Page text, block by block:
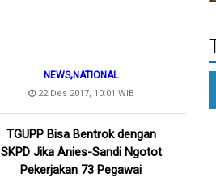
NEWS,NATIONAL
22 Des 2017, 10:01 WIB
TGUPP Bisa Bentrok dengan
SKPD Jika Anies-Sandi Ngotot
Pekerjakan 73 Pegawai